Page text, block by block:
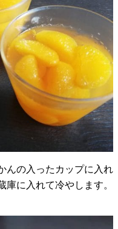
んの入ったカップに入れ
に入れて冷やします。